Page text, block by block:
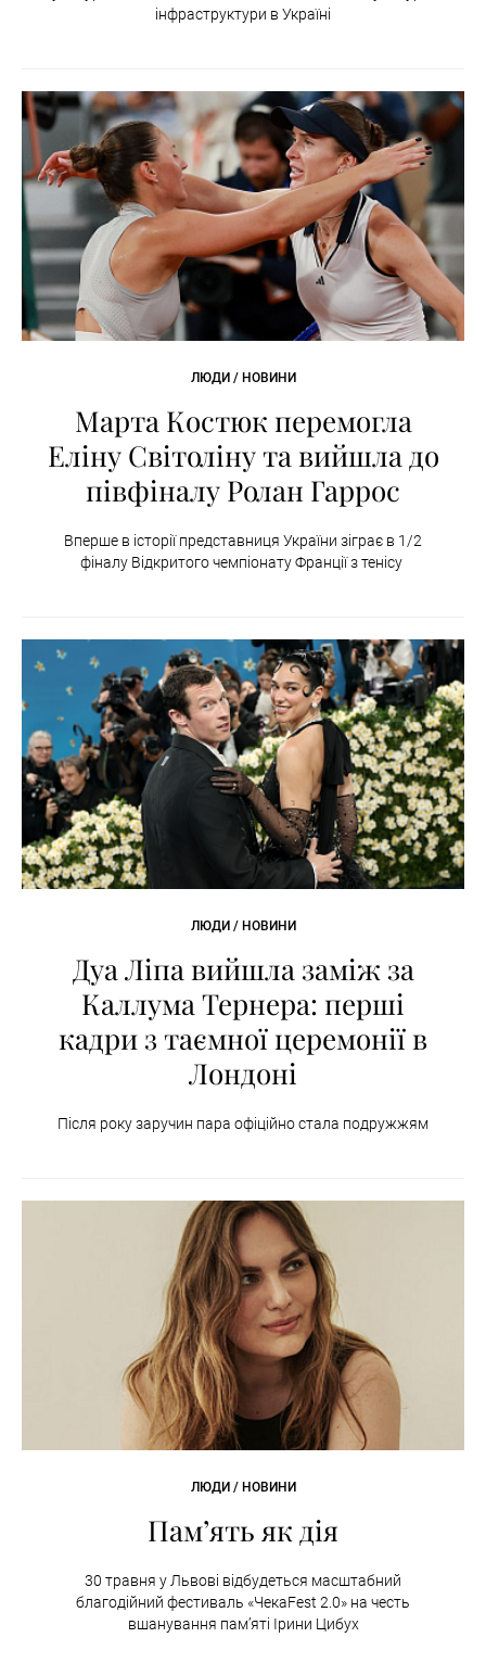
інфраструктури в Україні
ЛЮДИ / НОВИНИ
Марта Костюк перемогла
Еліну Світоліну та вийшла до
півфіналу Ролан Гаррос
Вперше в історії представниця України зіграє в 1/2
фіналу Відкритого чемпіонату Франції з тенісу
ЛЮДИ / НОВИНИ
Дуа Ліпа вийшла заміж за
Каллума Тернера: перші
кадри з таємної церемонії в
Лондоні
Після року заручин пара офіційно стала подружжям
ЛЮДИ / НОВИНИ
Пам’ять як дія
30 травня у Львові відбудеться масштабний
благодійний фестиваль «ЧекаFest 2.0» на честь
вшанування пам’яті Ірини Цибух